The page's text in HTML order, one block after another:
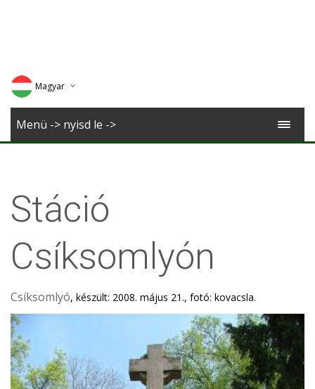
Magyar
Deutsch
Menü -> nyisd le ->
Stáció
Csíksomlyón
Csíksomlyó, készült: 2008. május 21., fotó: kovacsla.